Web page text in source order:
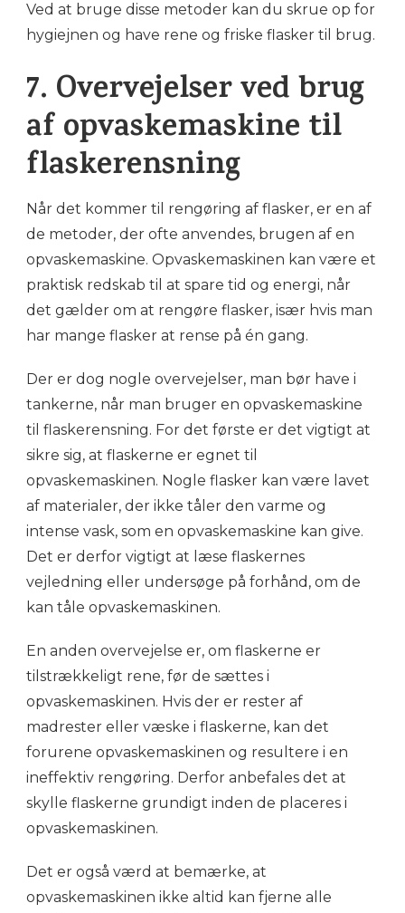
Ved at bruge disse metoder kan du skrue op for
hygiejnen og have rene og friske flasker til brug.
7. Overvejelser ved brug
af opvaskemaskine til
flaskerensning
Når det kommer til rengøring af flasker, er en af
de metoder, der ofte anvendes, brugen af en
opvaskemaskine. Opvaskemaskinen kan være et
praktisk redskab til at spare tid og energi, når
det gælder om at rengøre flasker, især hvis man
har mange flasker at rense på én gang.
Der er dog nogle overvejelser, man bør have i
tankerne, når man bruger en opvaskemaskine
til flaskerensning. For det første er det vigtigt at
sikre sig, at flaskerne er egnet til
opvaskemaskinen. Nogle flasker kan være lavet
af materialer, der ikke tåler den varme og
intense vask, som en opvaskemaskine kan give.
Det er derfor vigtigt at læse flaskernes
vejledning eller undersøge på forhånd, om de
kan tåle opvaskemaskinen.
En anden overvejelse er, om flaskerne er
tilstrækkeligt rene, før de sættes i
opvaskemaskinen. Hvis der er rester af
madrester eller væske i flaskerne, kan det
forurene opvaskemaskinen og resultere i en
ineffektiv rengøring. Derfor anbefales det at
skylle flaskerne grundigt inden de placeres i
opvaskemaskinen.
Det er også værd at bemærke, at
opvaskemaskinen ikke altid kan fjerne alle